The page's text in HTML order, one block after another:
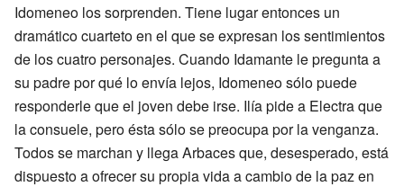
Idomeneo los sorprenden. Tiene lugar entonces un
dramático cuarteto en el que se expresan los sentimientos
de los cuatro personajes. Cuando Idamante le pregunta a
su padre por qué lo envía lejos, Idomeneo sólo puede
responderle que el joven debe irse. Ilía pide a Electra que
la consuele, pero ésta sólo se preocupa por la venganza.
Todos se marchan y llega Arbaces que, desesperado, está
dispuesto a ofrecer su propia vida a cambio de la paz en